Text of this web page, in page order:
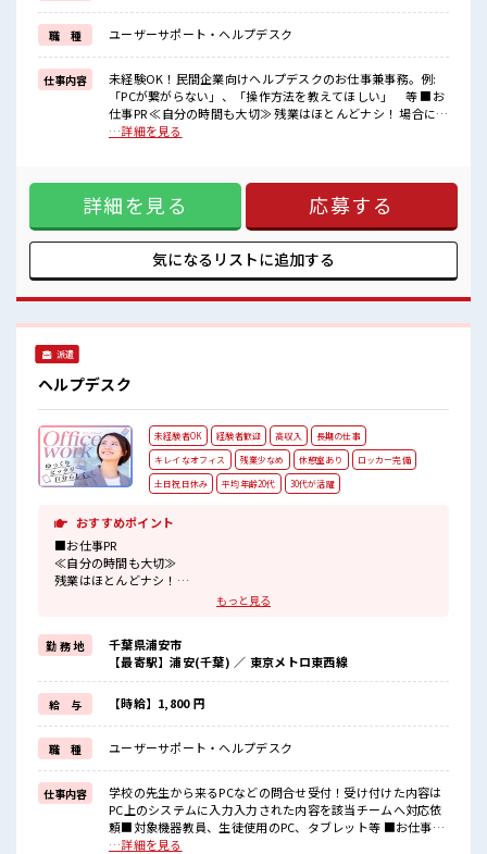
■職場の雰囲気
活気あふれる20代活躍中の職場です☆
一息つける休憩スペースもあります！
持ち物が多いあなたにもぴったり☆
ロッカー付き職場♪
高収入もバッチリ目指せますよ！
職 種 ユーザーサポート・ヘルプデスク
仕事内容
未経験OK！民間企業向けヘルプデスクのお仕事兼事務。例:
「PCが繋がらない」、「操作方法を教えてほしい」 等 ■お
仕事PR ≪自分の時間も大切≫ 残業はほとんどナシ！ 場合によ
ってはお願いすることもあります♪ ≪初めての仕事だけど自
ステップUP目指していきましょう！ ≪自分に合った期間で働
ける≫ 福利厚生が整った派遣のお仕事です！ ■職場の雰囲気
活気あふれる20代活躍中の職場です☆ 一息つける休憩スペー
スもあります！ 持ち物が多いあなたにもぴったり☆ ロッカー
付き職場♪ 高収入もバッチリ目指せますよ！
…詳細を見る
詳細を見る 応募する
気になるリストに追加する
派遣
ヘルプデスク
未経験者OK 経験者歓迎 高収入
長期の仕事
キレイなオフィス
残業少なめ 休憩室あり
ロッカー完備
土日祝日休み
平均年齢20代 30代が活躍
おすすめポイント
■お仕事PR
≪自分の時間も大切≫
残業はほとんどナシ！
場合によってはお願いすることもあります♪
家族や友人と一緒にプライベート満喫！
≪未経験の方も大カンゲイ≫
新しいことにチャレンジするのは不安だけど、
しっかり働く環境が整っています！
イチからスキルUP・ステップUP目指していきましょう！
≪様々なお仕事をご提案≫
一人で悩まず気軽に相談できる、
派遣のお仕事です！
■職場の雰囲気
活気あふれる20代活躍中の職場です☆
一息つける休憩スペースもあります！
持ち物が多いあなたにもぴったり☆
もっと見る
勤 務 地
千葉県浦安市
【最寄駅】浦安(千葉) ／ 東京メトロ東西線
給 与 【時給】1,800 円
職 種 ユーザーサポート・ヘルプデスク
仕事内容
学校の先生から来るPCなどの問合せ受付！受け付けた内容は
PC上のシステムに入力入力された内容を該当チームへ対応依
頼■対象機器教員、生徒使用のPC、タブレット等 ■お仕事PR
≪自分の時間も大切≫ 残業はほとんどナシ！ 場合によっては
…詳細を見る